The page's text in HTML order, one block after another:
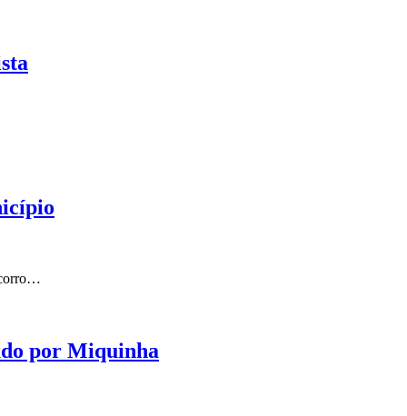
por Miquinha